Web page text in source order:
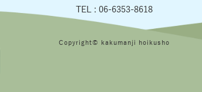
TEL : 06-6353-8618
Copyright© kakumanji hoikusho